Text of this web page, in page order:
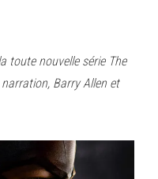
toute nouvelle série The
Barry Allen et